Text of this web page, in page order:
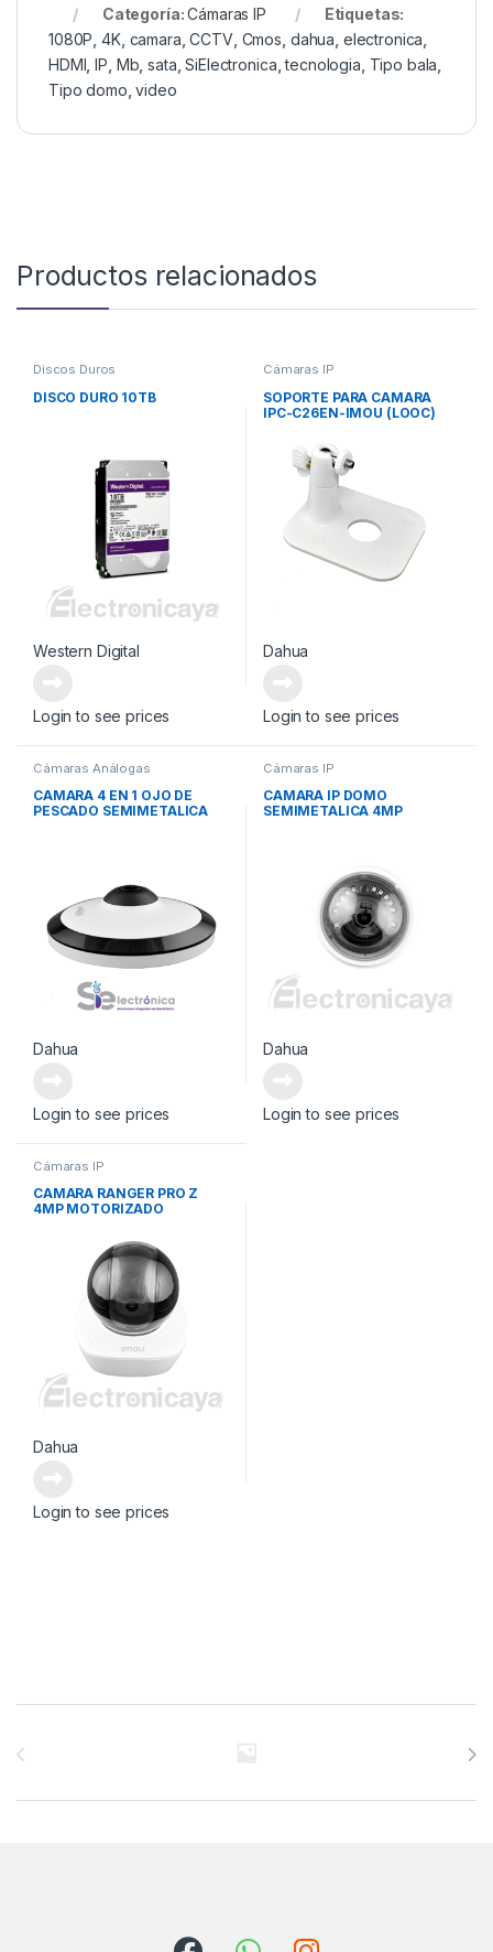
Categoría:Cámaras IP
Etiquetas:
1080P ,4K, camara ,CCTV, Cmos dahua electronica
HDMI ,IP Mb ,sata ,SiElectronica ,tecnologia Tipo bala
Tipo domo ,video
Productos relacionados
Discos Duros
DISCO DURO 10TB
Western Digital
Login to see prices
Cámaras IP
SOPORTE PARA CAMARA
IPC-C26EN-IMOU (LOOC)
Dahua
Login to see prices
Cámaras Análogas
CAMARA 4 EN 1 OJO DE
PESCADO SEMIMETALICA
Dahua
Login to see prices
Cámaras IP
CAMARA IP DOMO
SEMIMETALICA 4MP
Dahua
Login to see prices
Cámaras IP
CAMARA RANGER PRO Z
4MP MOTORIZADO
Dahua
Login to see prices